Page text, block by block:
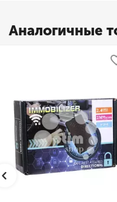
Аналогичные